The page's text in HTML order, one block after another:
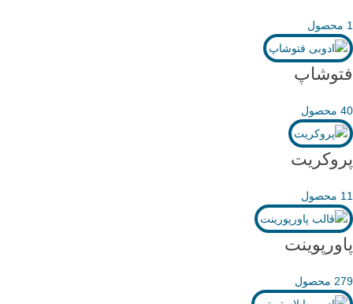
1 محصول
فتوشاپ
40 محصول
پروکریت
11 محصول
پاورپوینت
279 محصول